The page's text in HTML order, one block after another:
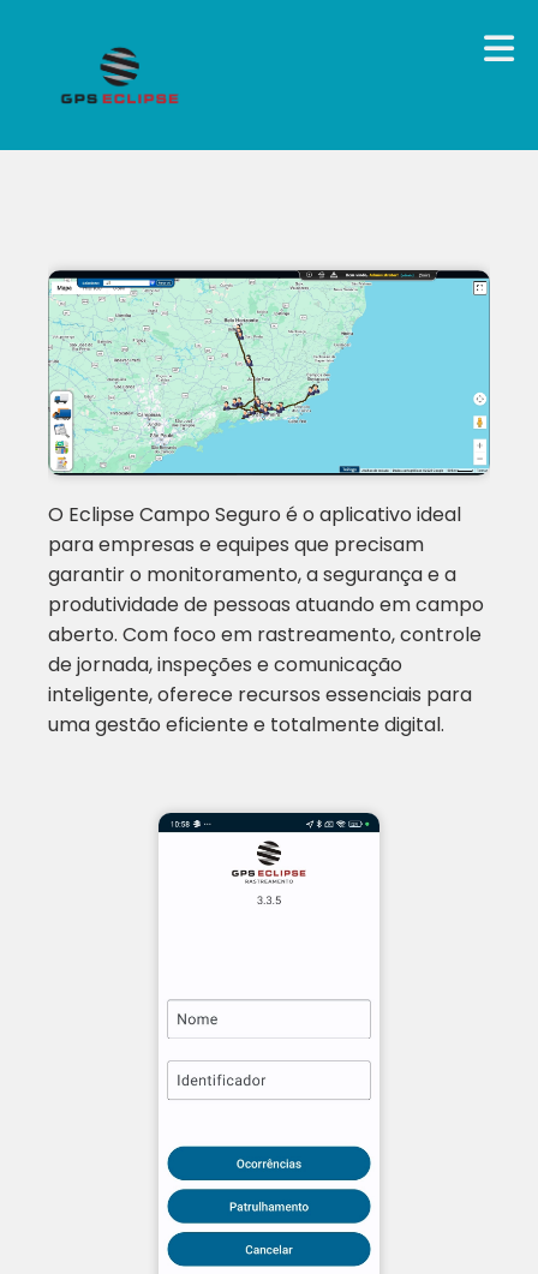
O Eclipse Campo Seguro é o aplicativo ideal
para empresas e equipes que precisam
garantir o monitoramento, a segurança e a
produtividade de pessoas atuando em campo
aberto. Com foco em rastreamento, controle
de jornada, inspeções e comunicação
inteligente, oferece recursos essenciais para
uma gestão eficiente e totalmente digital.